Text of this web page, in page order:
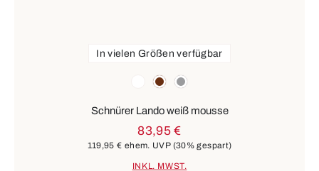
weißbraungrau
In vielen Größen verfügbar
Schnürer Lando weiß mousse
83,95 €
119,95 € ehem. UVP (30% gespart)
INKL. MWST.